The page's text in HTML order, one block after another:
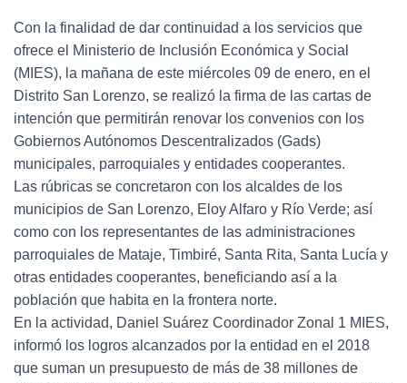
Con la finalidad de dar continuidad a los servicios que
ofrece el Ministerio de Inclusión Económica y Social
(MIES), la mañana de este miércoles 09 de enero, en el
Distrito San Lorenzo, se realizó la firma de las cartas de
intención que permitirán renovar los convenios con los
Gobiernos Autónomos Descentralizados (Gads)
municipales, parroquiales y entidades cooperantes.
Las rúbricas se concretaron con los alcaldes de los
municipios de San Lorenzo, Eloy Alfaro y Río Verde; así
como con los representantes de las administraciones
parroquiales de Mataje, Timbiré, Santa Rita, Santa Lucía y
otras entidades cooperantes, beneficiando así a la
población que habita en la frontera norte.
En la actividad, Daniel Suárez Coordinador Zonal 1 MIES,
informó los logros alcanzados por la entidad en el 2018
que suman un presupuesto de más de 38 millones de